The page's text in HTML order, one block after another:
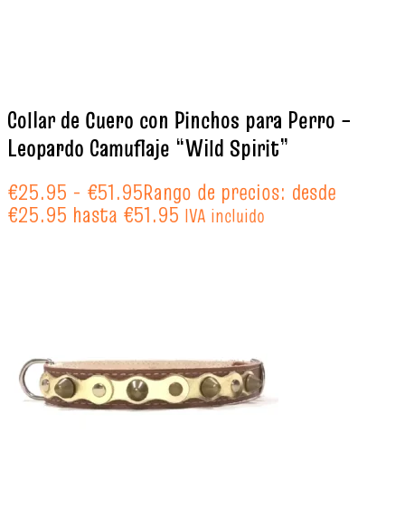
Collar de Cuero con Pinchos para Perro –
Leopardo Camuflaje “Wild Spirit”
€25.95 - €51.95Rango de precios: desde
€25.95 hasta €51.95 IVA incluido